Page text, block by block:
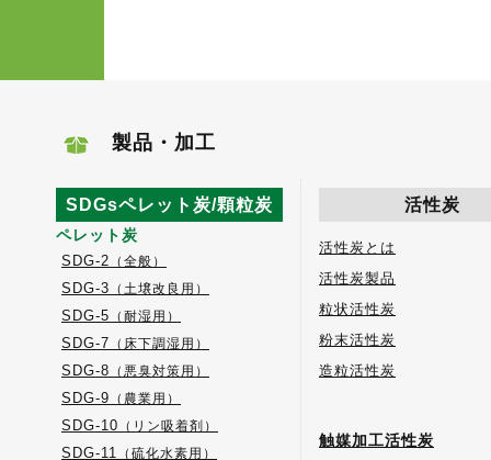
製品・加工
SDGsペレット炭/顆粒炭
ペレット炭
SDG-2 （全般）
SDG-3 （土壌改良用）
SDG-5 （耐湿用）
SDG-7 （床下調湿用）
SDG-8 （悪臭対策用）
SDG-9 （農業用）
SDG-10 （リン吸着剤）
SDG-11 （硫化水素用）
活性炭
活性炭とは
活性炭製品
粒状活性炭
粉末活性炭
造粒活性炭
触媒加工活性炭